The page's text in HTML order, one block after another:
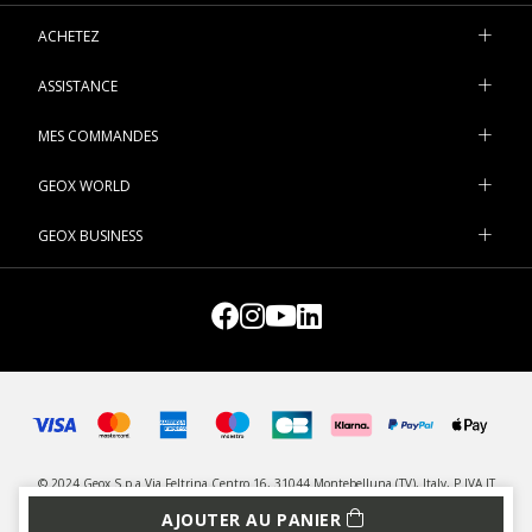
AJOUTER AU PANIER
ACHETEZ
ASSISTANCE
MES COMMANDES
GEOX WORLD
GEOX BUSINESS
© 2024 Geox S.p.a Via Feltrina Centro 16, 31044 Montebelluna (TV), Italy, P.IVA IT
03348440268 - IDU Chaussures et textiles: FR005306_11KKJZ - Tous droits réservés